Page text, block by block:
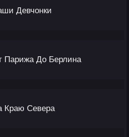
Девчонки
До Берлина
Севера